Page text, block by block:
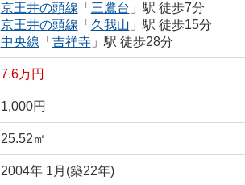
京王井の頭線 「 三鷹台 」駅 徒歩7分
京王井の頭線 「 久我山 」駅 徒歩15分
中央線 「 吉祥寺」駅 徒歩28分
7.6万円
1,000円
25.52㎡
2004年 1月(築22年)